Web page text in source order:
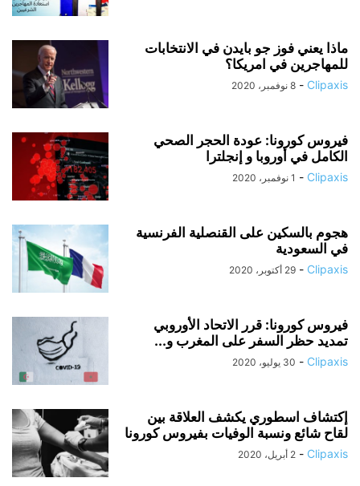
ماذا يعني فوز جو بايدن في الانتخابات
للمهاجرين في امريكا؟
Clipaxis
- 8 نوفمبر، 2020
فيروس كورونا: عودة الحجر الصحي
الكامل في أوروبا و إنجلترا
Clipaxis
- 1 نوفمبر، 2020
هجوم بالسكين على القنصلية الفرنسية
في السعودية
Clipaxis
- 29 أكتوبر، 2020
فيروس كورونا: قرر الاتحاد الأوروبي
تمديد حظر السفر على المغرب و...
Clipaxis
- 30 يوليو، 2020
إكتشاف اسطوري يكشف العلاقة بين
لقاح شائع ونسبة الوفيات بفيروس كورونا
Clipaxis
- 2 أبريل، 2020